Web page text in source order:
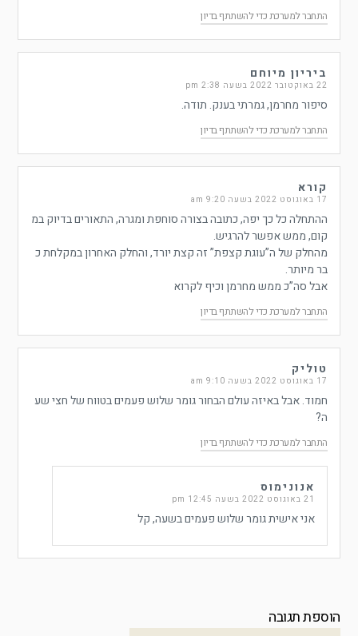
התחבר למערכת כדי להשתתף בדיון
ביריון מיוחם
22 באוקטובר 2022 בשעה 2:38 pm
סיפור מחרמן, גמרתי בענק. תודה.
התחבר למערכת כדי להשתתף בדיון
קורא
17 באוגוסט 2022 בשעה 9:20 am
ההתחלה כל כך יפה, כתובה בצורה סוחפת ומגרה, התאורים בדיוק במ
קום, ממש אפשר להרגיש.
מהחלק של ה”עוגת קצפת” זה קצת יורד, והחלק האחרון במקלחת כ
בר מיותר.
אבל סה”כ ממש מחרמן וכיף לקרוא
התחבר למערכת כדי להשתתף בדיון
טוליק
17 באוגוסט 2022 בשעה 9:10 am
חמוד. אבל באיזה עולם הבחור גומר שלוש פעמים בטווח של חצי שע
ה?
התחבר למערכת כדי להשתתף בדיון
אנונימוס
21 באוגוסט 2022 בשעה 12:45 pm
אני אישית גומר שלוש פעמים בשעה, קל
הוספת תגובה